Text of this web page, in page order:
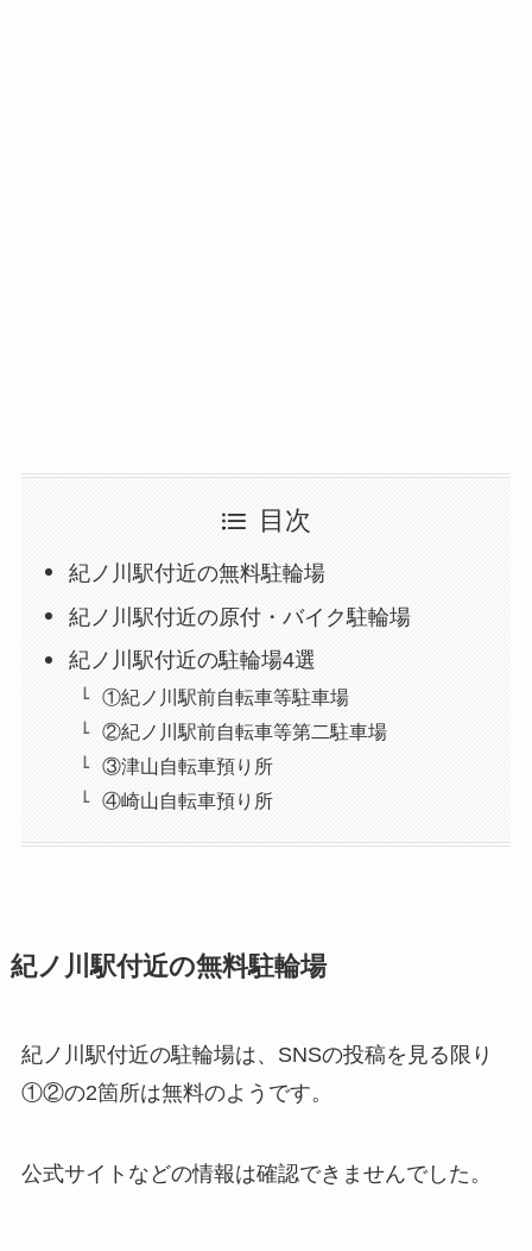
目次
紀ノ川駅付近の無料駐輪場
紀ノ川駅付近の原付・バイク駐輪場
紀ノ川駅付近の駐輪場4選
①紀ノ川駅前自転車等駐車場
②紀ノ川駅前自転車等第二駐車場
③津山自転車預り所
④崎山自転車預り所
紀ノ川駅付近の無料駐輪場
紀ノ川駅付近の駐輪場は、SNSの投稿を見る限り
①②の2箇所は無料のようです。
公式サイトなどの情報は確認できませんでした。